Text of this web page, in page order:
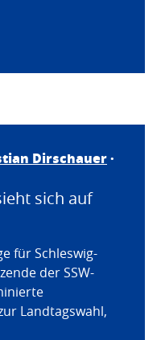
Dirschauer·
sich auf
für Schleswig-
der SSW-
Landtagswahl,